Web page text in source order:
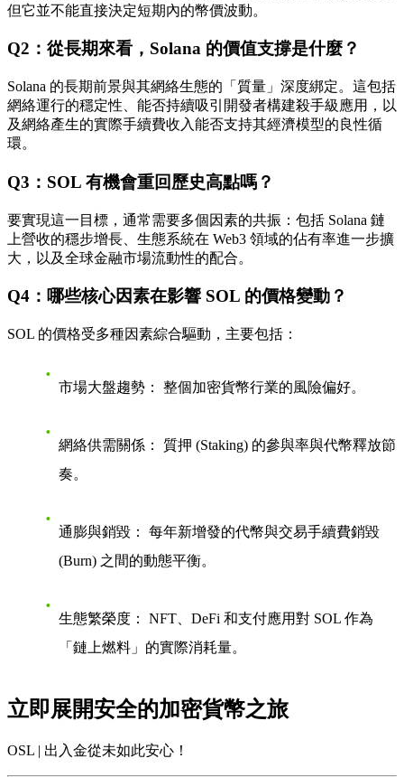
但它並不能直接決定短期內的幣價波動。
Q2：從長期來看，Solana 的價值支撐是什麼？
Solana 的長期前景與其網絡生態的「質量」深度綁定。這包括
網絡運行的穩定性、能否持續吸引開發者構建殺手級應用，以
及網絡產生的實際手續費收入能否支持其經濟模型的良性循
環。
Q3：SOL 有機會重回歷史高點嗎？
要實現這一目標，通常需要多個因素的共振：包括 Solana 鏈
上營收的穩步增長、生態系統在 Web3 領域的佔有率進一步擴
大，以及全球金融市場流動性的配合。
Q4：哪些核心因素在影響 SOL 的價格變動？
SOL 的價格受多種因素綜合驅動，主要包括：
市場大盤趨勢： 整個加密貨幣行業的風險偏好。
網絡供需關係：
質押 (Staking) 的參與率與代幣釋放節
奏。
通膨與銷毀：
每年新增發的代幣與交易手續費銷毀
(Burn) 之間的動態平衡。
生態繁榮度：
NFT、DeFi 和支付應用對 SOL 作為
「鏈上燃料」的實際消耗量。
立即展開安全的加密貨幣之旅
OSL | 出入金從未如此安心！